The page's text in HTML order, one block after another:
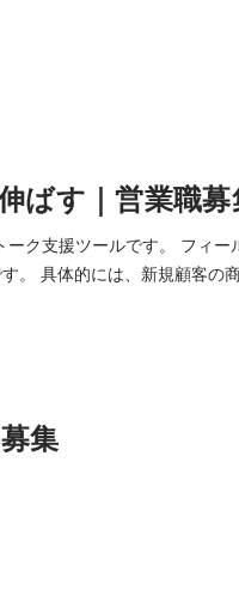
ばす｜営業職募
フィールドセールス（アカ
まで
集